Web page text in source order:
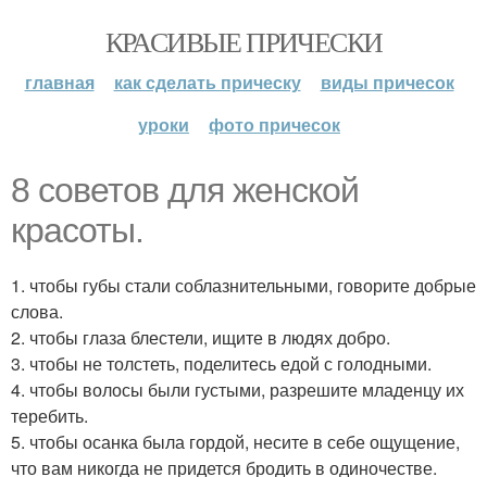
КРАСИВЫЕ ПРИЧЕСКИ
главная как сделать прическу
виды причесок
уроки
фото причесок
8 советов для женской
красоты.
1. чтобы губы стали соблазнительными, говорите добрые
слова.
2. чтобы глаза блестели, ищите в людях добро.
3. чтобы не толстеть, поделитесь едой с голодными.
4. чтобы волосы были густыми, разрешите младенцу их
теребить.
5. чтобы осанка была гордой, несите в себе ощущение,
что вам никогда не придется бродить в одиночестве.